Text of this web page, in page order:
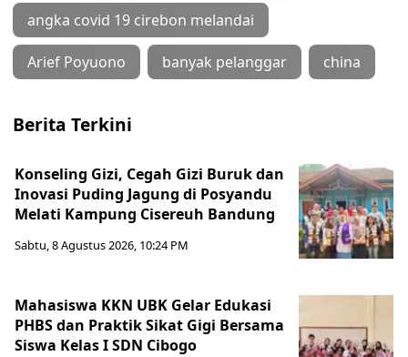
angka covid 19 cirebon melandai
Arief Poyuono banyak pelanggar china
Berita Terkini
Konseling Gizi, Cegah Gizi Buruk dan
Inovasi Puding Jagung di Posyandu
Melati Kampung Cisereuh Bandung
Sabtu, 8 Agustus 2026, 10:24 PM
Mahasiswa KKN UBK Gelar Edukasi
PHBS dan Praktik Sikat Gigi Bersama
Siswa Kelas I SDN Cibogo